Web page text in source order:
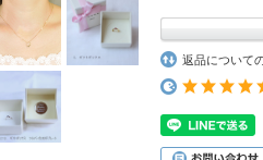
返品について